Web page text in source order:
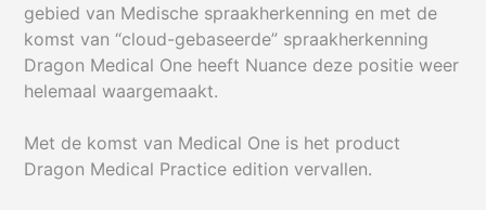
gebied van Medische spraakherkenning en met de
komst van “cloud-gebaseerde” spraakherkenning
Dragon Medical One heeft Nuance deze positie weer
helemaal waargemaakt.
Met de komst van Medical One is het product
Dragon Medical Practice edition vervallen.